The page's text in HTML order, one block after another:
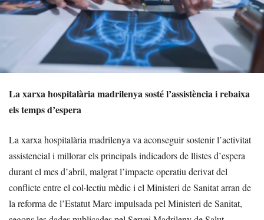
La xarxa hospitalària madrilenya sosté l’assistència i rebaixa
els temps d’espera
La xarxa hospitalària madrilenya va aconseguir sostenir l’activitat
assistencial i millorar els principals indicadors de llistes d’espera
durant el mes d’abril, malgrat l’impacte operatiu derivat del
conflicte entre el col·lectiu mèdic i el Ministeri de Sanitat arran de
la reforma de l’Estatut Marc impulsada pel Ministeri de Sanitat,